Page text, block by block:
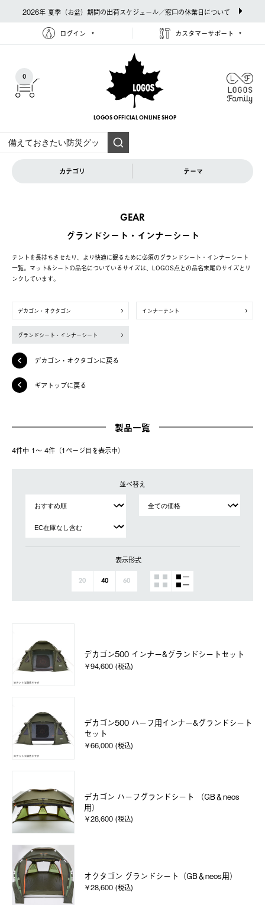
2026年 夏季（お盆）期間の出荷スケジュール／窓口の休業日について
ログイン カスタマーサポート
0
LOGOS OFFICIAL ONLINE SHOP
カテゴリ テーマ
GEAR
グランドシート・インナーシート
テントを長持ちさせたり、より快適に眠るために必須のグランドシート・インナーシート
一覧。マット&シートの品名についているサイズは、LOGOS点との品名末尾のサイズとリ
ンクしています。
デカゴン・オクタゴン インナーテント
グランドシート・インナーシート
デカゴン・オクタゴンに戻る
ギアトップに戻る
製品一覧
4件中 1〜 4件（1ページ⽬を表⽰中）
並べ替え
表示形式
20 40 60
デカゴン500 インナー&グランドシートセット
￥94,600 (税込)
デカゴン500 ハーフ用インナー&グランドシート
セット
￥66,000 (税込)
デカゴン ハーフグランドシート （GB＆neos
用）
￥28,600 (税込)
オクタゴン グランドシート（GB＆neos用）
￥28,600 (税込)